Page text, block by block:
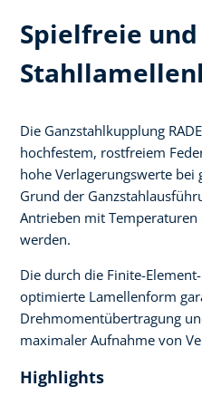
Spielfreie
Die Ganzstahlkupplung
hochfestem, rostfreiem
hohe Verlagerungswerte bei
Grund der
Antrieben mit Temperaturen
werden.
Die durch die Finite-
optimierte Lamellenform
Drehmomentübertragung
maximaler Aufnahme von
Highlights